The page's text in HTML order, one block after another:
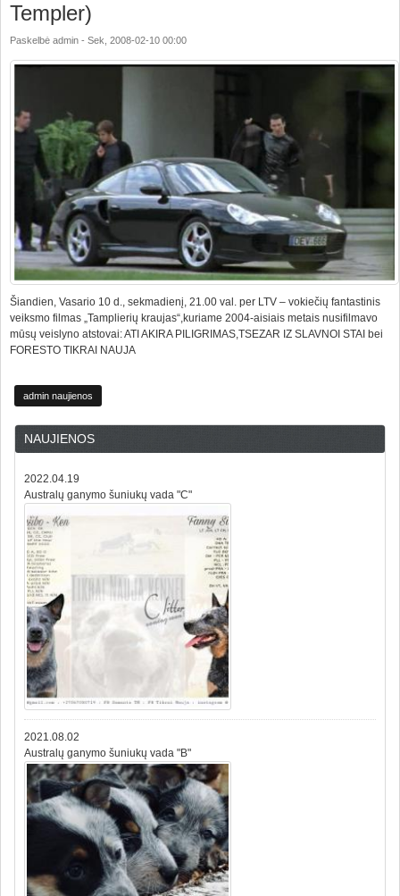
Templer)
Paskelbė admin - Sek, 2008-02-10 00:00
Šiandien, Vasario 10 d., sekmadienį, 21.00 val. per LTV – vokiečių fantastinis
veiksmo filmas „Tamplierių kraujas“,kuriame 2004-aisiais metais nusifilmavo
mūsų veislyno atstovai: ATI AKIRA PILIGRIMAS,TSEZAR IZ SLAVNOI STAI bei
FORESTO TIKRAI NAUJA
admin naujienos
NAUJIENOS
2022.04.19
Australų ganymo šuniukų vada "C"
2021.08.02
Australų ganymo šuniukų vada "B"